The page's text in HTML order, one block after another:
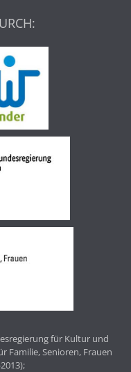
für Kultur und
Familie, Senioren, Frauen